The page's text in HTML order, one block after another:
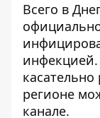
Всего в
касательно
регионе
канале.